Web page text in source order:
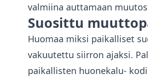
valmiina auttamaan
Suosittu
Huomaa miksi paikalliset
vakuutettu siirron ajaksi.
paikallisten huonekalu-